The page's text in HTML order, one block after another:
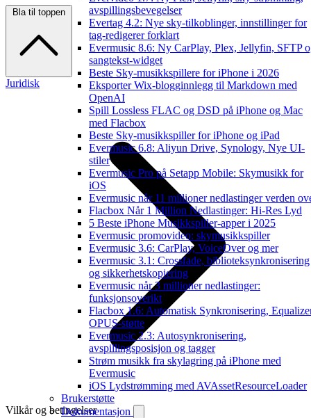
avspillingsbevegelser
Evertag 4.2: Nye sky-tilkoblinger, innstillinger for
tag-redigerer forklart
Evermusic 8.6: Ny CarPlay, Plex, Jellyfin, SFTP
sangtekst-widget
Beste Sky-musikkspillere for iPhone i 2026
Eksporter Wix-blogginnlegg til Markdown med
OpenAI
Spill Lossless FLAC og DSD på iPhone og Mac
med Flacbox
Beste Sky-musikkspiller for iPhone og iPad
Evermusic 6.8: Aliyun Drive, Synology, Nye UI-
stiler
Evermusic Pro på Setapp Mobile: Skymusikk for
iOS
Evermusic når 11 millioner nedlastinger verden
Flacbox Når 1 Million Nedlastinger: Hi-Res Lyd
5 Beste iPhone Musikkspiller-apper i 2025
Evermusic promovideo: skymusikkspiller
Evermusic 3.6: CarPlay, VoiceOver og mer
Evermusic 3.1: Crossfade, biblioteksynkronisering
og sikkerhetskopiering
Evermusic når 3 millioner nedlastinger:
funksjonsoverikt
Flacbox 1.6: Automatisk Synkronisering,
OPUS-støtte
Evermusic 2.3: Autosynkronisering,
avspillingsposisjon og tagger
Strøm musikk fra skylagring på iPhone med
Evermusic
iOS Lydstrømming med AVAssetResourceLoader
Brukerstøtte
Dokumentasjon
Bla til toppen
Juridisk
Vilkår og betingelser